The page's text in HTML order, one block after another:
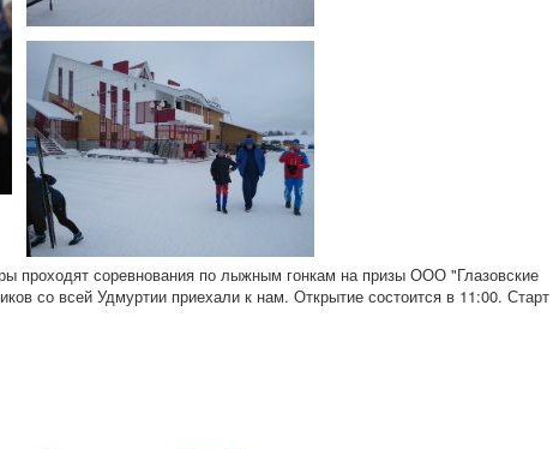
проходят соревнования по лыжным гонкам на призы ООО "Глазовские
со всей Удмуртии приехали к нам. Открытие состоится в 11:00. Старт